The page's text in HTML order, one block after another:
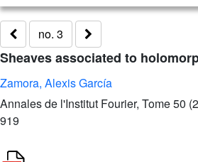
no. 3
Sheaves associated to
Zamora, Alexis García
Annales de l'Institut Fourier, Tome 50
919